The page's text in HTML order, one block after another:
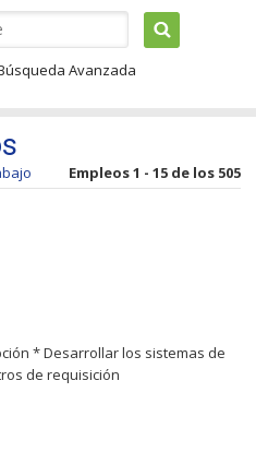
Avanzada
Empleos 1 - 15 de los 505
* Desarrollar los sistemas de
de requisición